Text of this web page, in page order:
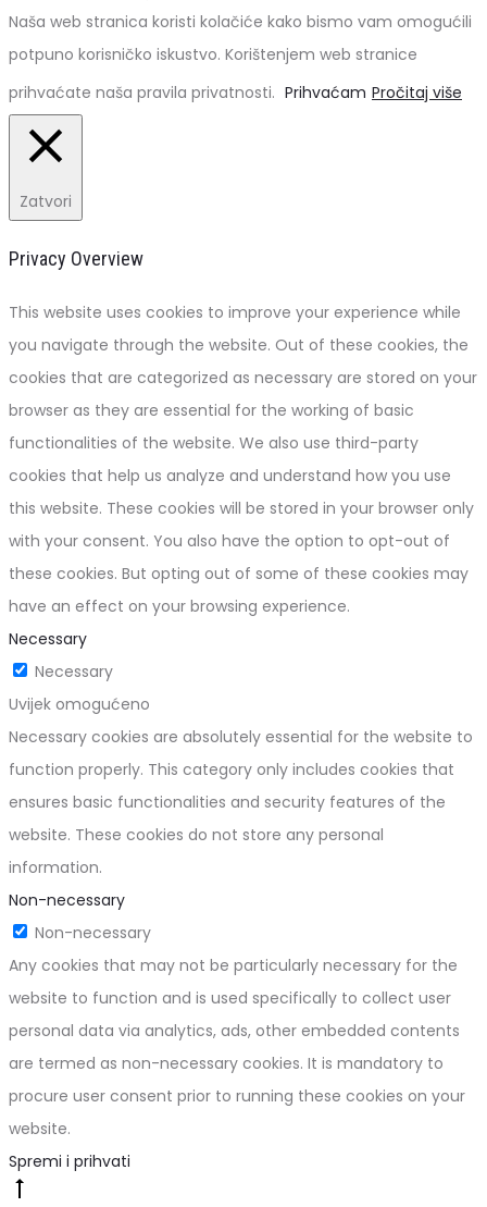
Naša web stranica koristi kolačiće kako bismo vam omogućili
potpuno korisničko iskustvo. Korištenjem web stranice
prihvaćate naša pravila privatnosti. Prihvaćam Pročitaj više
Zatvori
Privacy Overview
This website uses cookies to improve your experience while
you navigate through the website. Out of these cookies, the
cookies that are categorized as necessary are stored on your
browser as they are essential for the working of basic
functionalities of the website. We also use third-party
cookies that help us analyze and understand how you use
this website. These cookies will be stored in your browser only
with your consent. You also have the option to opt-out of
these cookies. But opting out of some of these cookies may
have an effect on your browsing experience.
Necessary
Necessary
Uvijek omogućeno
Necessary cookies are absolutely essential for the website to
function properly. This category only includes cookies that
ensures basic functionalities and security features of the
website. These cookies do not store any personal
information.
Non-necessary
Non-necessary
Any cookies that may not be particularly necessary for the
website to function and is used specifically to collect user
personal data via analytics, ads, other embedded contents
are termed as non-necessary cookies. It is mandatory to
procure user consent prior to running these cookies on your
website.
Spremi i prihvati